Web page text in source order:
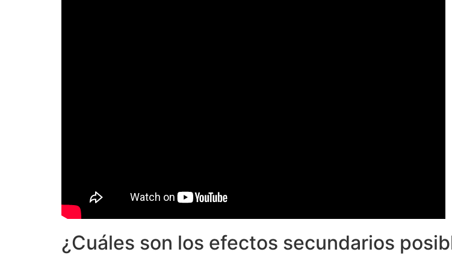
¿Cuáles son los efectos secundarios